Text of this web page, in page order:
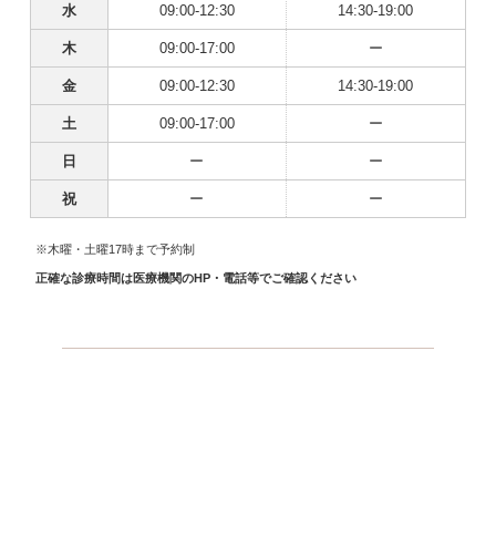
水 09:00-12:30 14:30-19:00
木 09:00-17:00 ー
金 09:00-12:30 14:30-19:00
土 09:00-17:00 ー
日 ー ー
祝 ー ー
※木曜・土曜17時まで予約制
正確な診療時間は医療機関のHP・電話等でご確認ください